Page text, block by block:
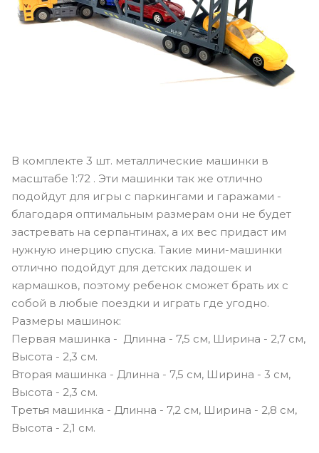
В комплекте 3 шт. металлические машинки в
масштабе 1:72 . Эти машинки так же отлично
подойдут для игры с паркингами и гаражами -
благодаря оптимальным размерам они не будет
застревать на серпантинах, а их вес придаст им
нужную инерцию спуска. Такие мини-машинки
отлично подойдут для детских ладошек и
кармашков, поэтому ребенок сможет брать их с
собой в любые поездки и играть где угодно.
Размеры машинок:
Первая машинка - Длинна - 7,5 см, Ширина - 2,7 см,
Высота - 2,3 см.
Вторая машинка - Длинна - 7,5 см, Ширина - 3 см,
Высота - 2,3 см.
Третья машинка - Длинна - 7,2 см, Ширина - 2,8 см,
Высота - 2,1 см.